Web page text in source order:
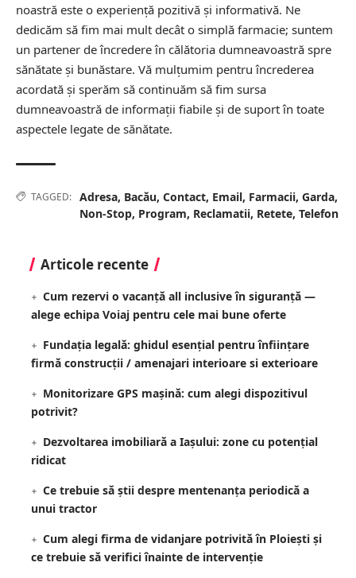
noastră este o experiență pozitivă și informativă. Ne
dedicăm să fim mai mult decât o simplă farmacie; suntem
un partener de încredere în călătoria dumneavoastră spre
sănătate și bunăstare. Vă mulțumim pentru încrederea
acordată și sperăm să continuăm să fim sursa
dumneavoastră de informații fiabile și de suport în toate
aspectele legate de sănătate.
TAGGED: Adresa, Bacău, Contact, Email, Farmacii, Garda,
Non-Stop, Program, Reclamatii, Retete, Telefon
Articole recente
Cum rezervi o vacanță all inclusive în siguranță —
alege echipa Voiaj pentru cele mai bune oferte
Fundația legală: ghidul esențial pentru înființare
firmă construcții / amenajari interioare si exterioare
Monitorizare GPS mașină: cum alegi dispozitivul
potrivit?
Dezvoltarea imobiliară a Iașului: zone cu potențial
ridicat
Ce trebuie să știi despre mentenanța periodică a
unui tractor
Cum alegi firma de vidanjare potrivită în Ploiești și
ce trebuie să verifici înainte de intervenție